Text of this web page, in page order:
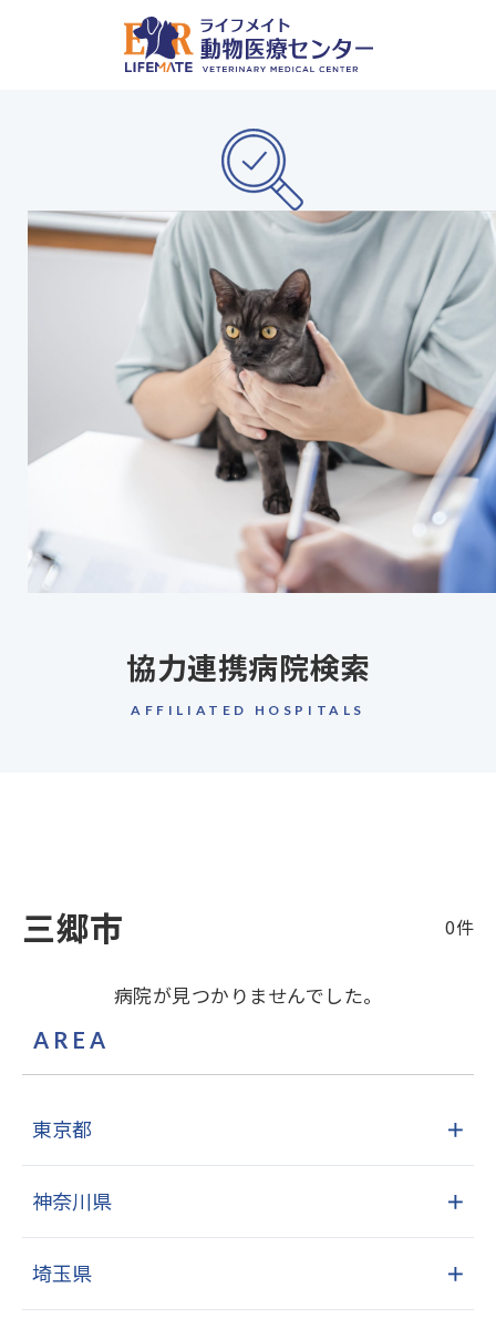
協力連携病院検索
AFFILIATED HOSPITALS
三郷市 0件
病院が見つかりませんでした。
AREA
東京都 ＋
神奈川県 ＋
埼玉県 ＋